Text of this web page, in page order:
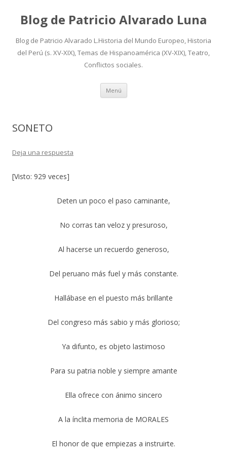
Blog de Patricio Alvarado Luna
Blog de Patricio Alvarado L.Historia del Mundo Europeo, Historia
del Perú (s. XV-XIX), Temas de Hispanoamérica (XV-XIX), Teatro,
Conflictos sociales.
Menú Ir
contenido
SONETO
Deja una respuesta
[Visto: 929 veces]
Deten un poco el paso caminante,
No corras tan veloz y presuroso,
Al hacerse un recuerdo generoso,
Del peruano más fuel y más constante.
Hallábase en el puesto más brillante
Del congreso más sabio y más glorioso;
Ya difunto, es objeto lastimoso
Para su patria noble y siempre amante
Ella ofrece con ánimo sincero
A la ínclita memoria de MORALES
El honor de que empiezas a instruirte.